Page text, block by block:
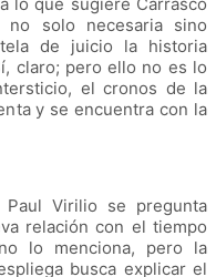
no solo necesaria sino
de juicio la historia
claro; pero ello no es lo
el cronos de la
y se encuentra con la
Paul Virilio se pregunta
relación con el tiempo
lo menciona, pero la
busca explicar el